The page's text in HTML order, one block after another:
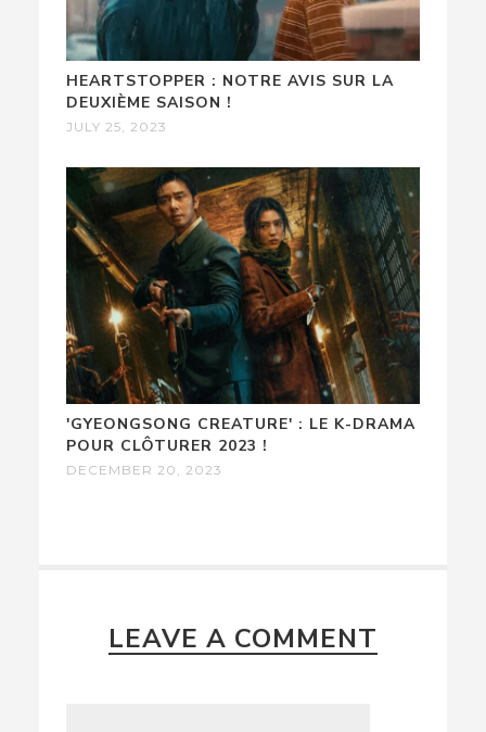
HEARTSTOPPER : NOTRE AVIS SUR LA
DEUXIÈME SAISON !
JULY 25, 2023
'GYEONGSONG CREATURE' : LE K-DRAMA
POUR CLÔTURER 2023 !
DECEMBER 20, 2023
LEAVE A COMMENT